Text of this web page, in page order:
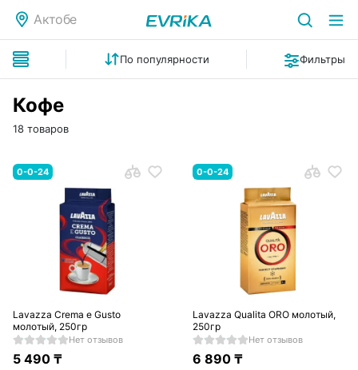
Актобе
По популярности Фильтры
Кофе
18 товаров
0-0-24
Lavazza Crema e Gusto
молотый, 250гр
Нет отзывов
5 490₸
0-0-24
Lavazza Qualita ORO молотый,
250гр
Нет отзывов
6 890 ₸